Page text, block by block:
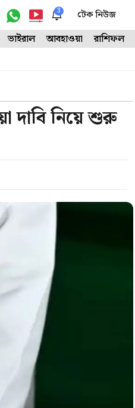
3 টেক নিউজ
ভাইরাল আবহাওয়া রাশিফল
দাবি নিয়ে শুরু